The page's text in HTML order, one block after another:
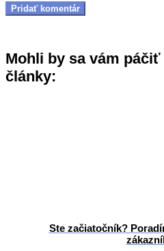
Mohli by sa vám
články:
Ste začiatočník?